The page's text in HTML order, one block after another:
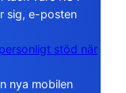
sig, e-posten
stöd när
nya mobilen